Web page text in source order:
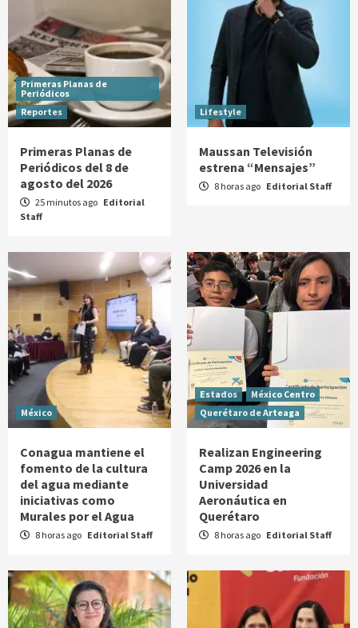
Primeras Planas de
Periódicos
Reportes
Primeras Planas de
Periódicos del 8 de
agosto del 2026
25 minutos ago Editorial
Staff
Lifestyle
Maussan Televisión
estrena “Mensajes”
8 horas ago Editorial Staff
México
Conagua mantiene el
fomento de la cultura
del agua mediante
iniciativas como
Murales por el Agua
8 horas ago Editorial Staff
Estados
México Centro
Querétaro de Arteaga
Realizan Engineering
Camp 2026 en la
Universidad
Aeronáutica en
Querétaro
8 horas ago Editorial Staff